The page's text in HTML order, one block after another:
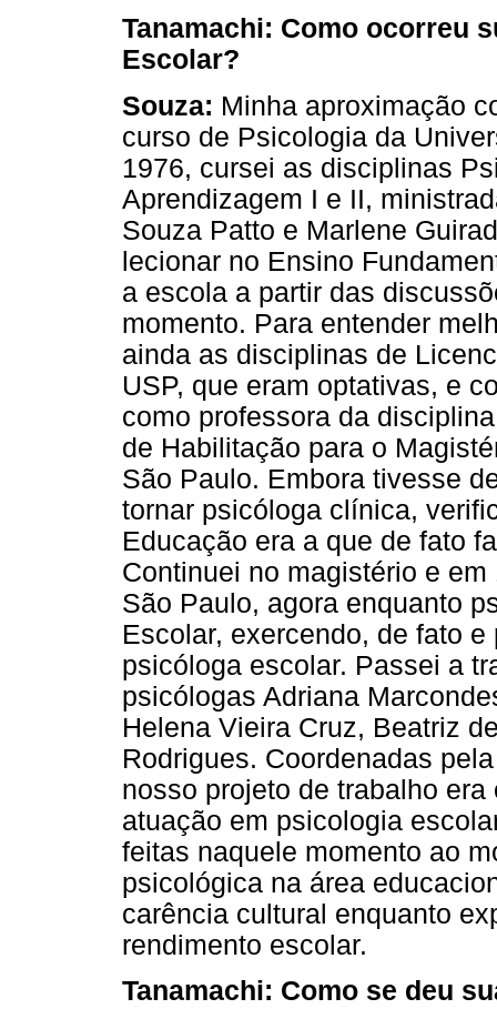
Tanamachi: Como ocorreu
Escolar?
Souza: Minha aproximação
curso de Psicologia da
1976, cursei as disciplinas
Aprendizagem I e II,
Souza Patto e Marlene
lecionar no Ensino
a escola a partir das
momento. Para entender
ainda as disciplinas de
USP, que eram optativas, e
como professora da
de Habilitação para o
São Paulo. Embora tivesse
tornar psicóloga clínica,
Educação era a que de fato
Continuei no magistério e
São Paulo, agora enquanto
Escolar, exercendo, de fato
psicóloga escolar. Passei a
psicólogas Adriana
Helena Vieira Cruz, Beatriz
Rodrigues. Coordenadas
nosso projeto de trabalho
atuação em psicologia
feitas naquele momento ao
psicológica na área
carência cultural enquanto
rendimento escolar.
Tanamachi: Como se deu